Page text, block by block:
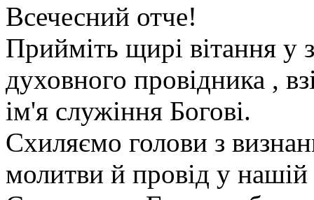
Всечесний отче!
Прийміть щирі вітання у
духовного провідника ,
ім'я служіння Богові.
Схиляємо голови з
молитви й провід у нашій